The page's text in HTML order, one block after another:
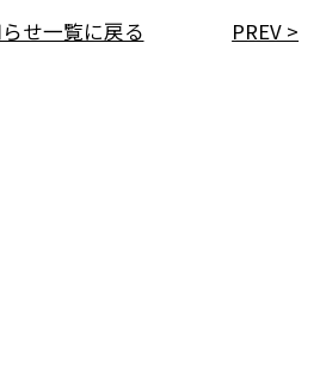
せ一覧に戻る PREV >